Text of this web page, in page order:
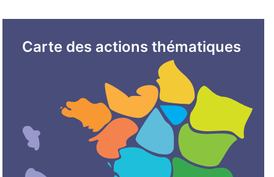
Carte des actions thématiques